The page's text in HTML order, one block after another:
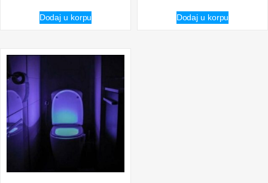
Dodaj u korpu Dodaj u korpu